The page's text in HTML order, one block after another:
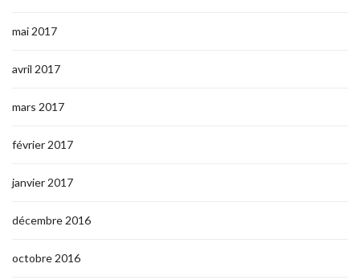
mai 2017
avril 2017
mars 2017
février 2017
janvier 2017
décembre 2016
octobre 2016